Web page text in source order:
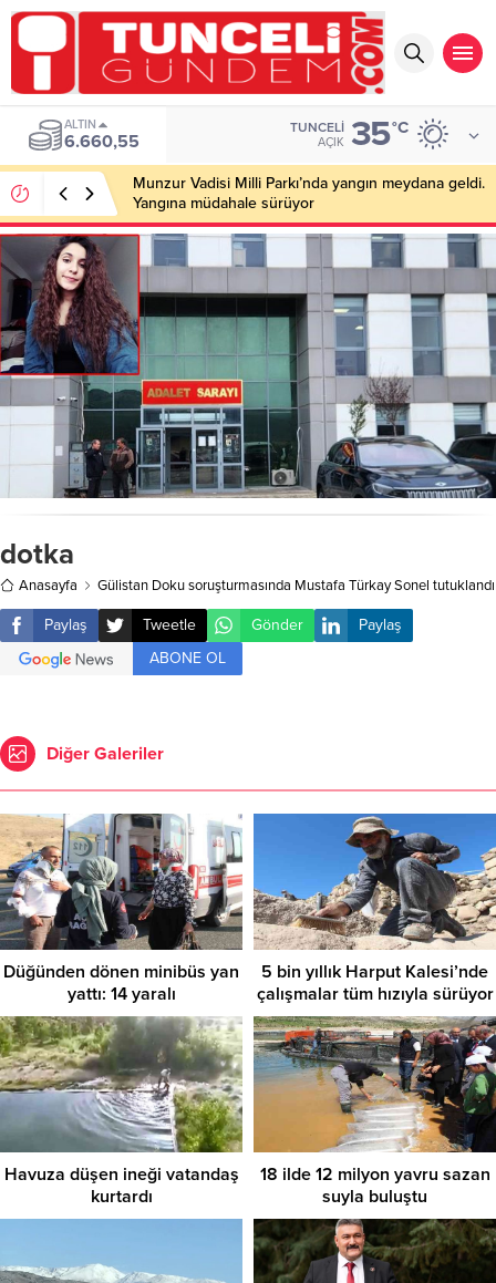
ALTIN
6.660,55
TUNCELI
AÇIK 35°C
Munzur Vadisi Milli Parkı’nda yangın meydana geldi.
Yangına müdahale sürüyor
dotka
Anasayfa Gülistan Doku soruşturmasında Mustafa Türkay Sonel tutuklandı
Paylaş Tweetle Gönder
Paylaş
ABONE OL
Diğer Galeriler
Düğünden dönen minibüs yan
yattı: 14 yaralı
5 bin yıllık Harput Kalesi’nde
çalışmalar tüm hızıyla sürüyor
Havuza düşen ineği vatandaş
kurtardı
18 ilde 12 milyon yavru sazan
suyla buluştu